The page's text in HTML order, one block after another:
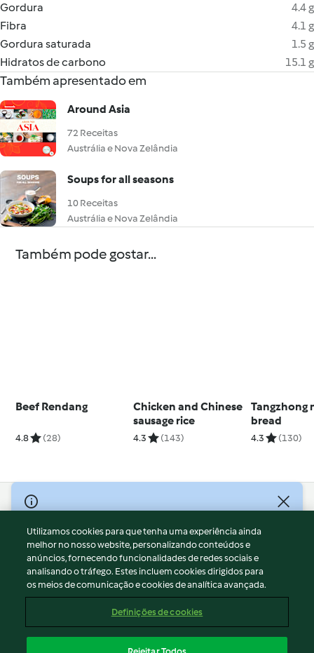
Gordura
4.4 g
Fibra
4.1 g
Gordura saturada
1.5 g
Hidratos de carbono
15.1 g
Também apresentado em
Around Asia
72 Receitas
Austrália e Nova Zelândia
Soups for all seasons
10 Receitas
Austrália e Nova Zelândia
Também pode gostar...
Beef Rendang
4.8 (28)
Chicken and Chinese
sausage rice
4.3 (143)
Tangzhong
bread
4.3 (130)
© Copyright 2026
Termos de Utilização
Aviso sobre Proteção de Dados
Aviso
Apoio legal
Conteúdo do relatório
Utilizamos cookies para que tenha uma experiência ainda
melhor no nosso website, personalizando conteúdos e
anúncios, fornecendo funcionalidades de redes sociais e
analisando o tráfego. Estes incluem cookies dirigidos para
os meios de comunicação e cookies de analítica avançada.
Definições de cookies